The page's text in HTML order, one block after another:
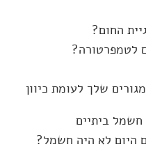
המגורים שלך לעומת כיוון